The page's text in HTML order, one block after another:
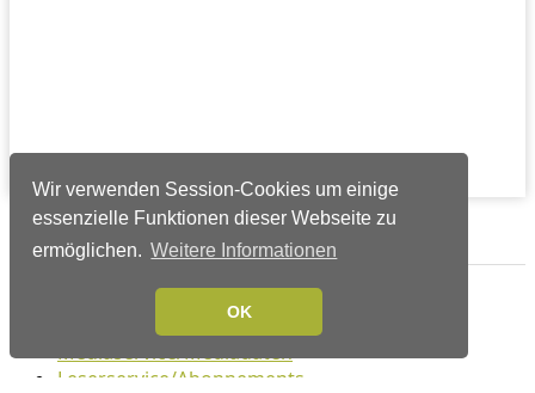
Wir verwenden Session-Cookies um einige
essenzielle Funktionen dieser Webseite zu
ermöglichen. Weitere Informationen
OK
Verlags-Service
Impressum
Datenschutzerklärung
Mediaservice/Mediadaten
Leserservice/Abonnements